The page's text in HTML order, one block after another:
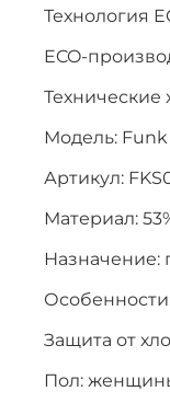
Технология
ECO-
Технические
Модель:
Артикул:
Материал:
Назначение:
Защита от
Пол: